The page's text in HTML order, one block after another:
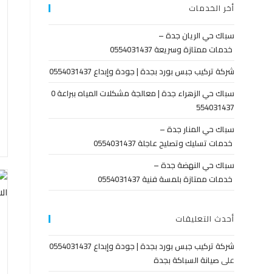
أخر الخدمات
سباك حي الريان جدة –
خدمات ممتازة وسريعة 0554031437
شركة تركيب جبس بورد بجدة | جودة وإبداع 0554031437
سباك حي الزهراء جدة | معالجة مشكلات المياه ببراعة 0
554031437
سباك حي المنار جدة –
خدمات تسليك وتصليح عاجلة 0554031437
سباك حي النهضة جدة –
خدمات ممتازة بلمسة فنية 0554031437
أحدث التعليقات
شركة تركيب جبس بورد بجدة | جودة وإبداع 0554031437
علىصيانة السباكة بجدة